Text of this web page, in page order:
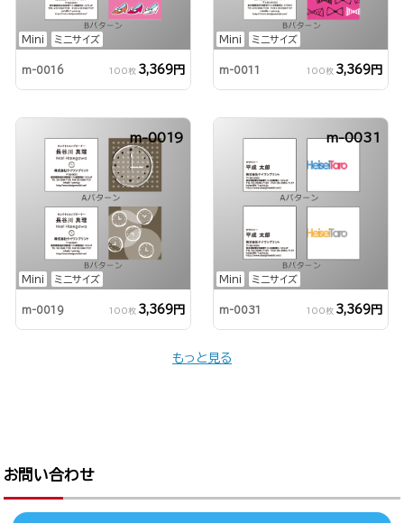
Mini ミニサイズ
m-0016 100枚 3,369円
Mini ミニサイズ
m-0011 100枚 3,369円
Mini ミニサイズ
m-0019
m-0019 100枚 3,369円
Mini ミニサイズ
m-0031
m-0031 100枚 3,369円
もっと見る
お問い合わせ